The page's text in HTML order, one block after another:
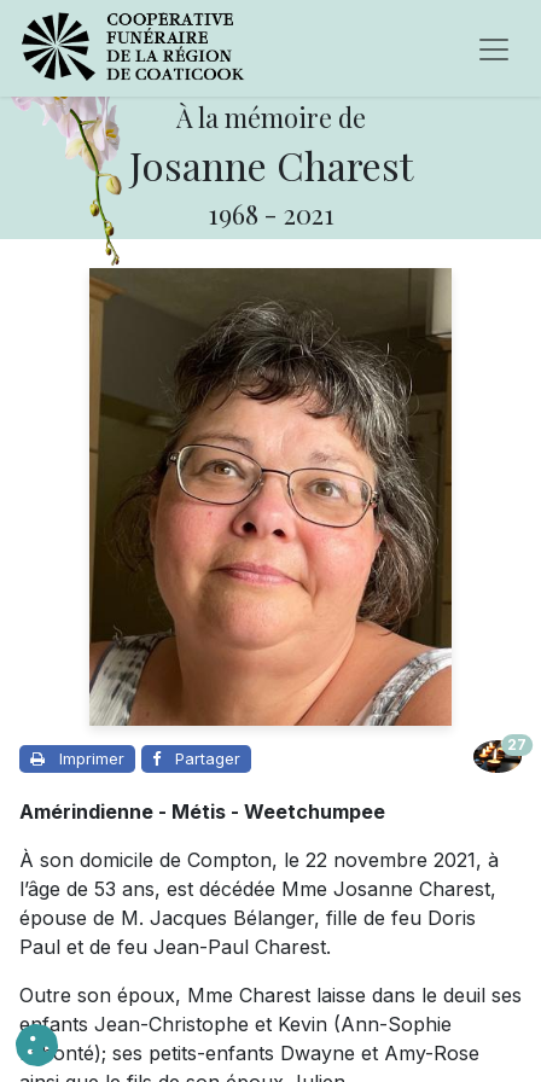
À la mémoire de
Josanne Charest
1968 - 2021
Imprimer Partager
27
Amérindienne - Métis - Weetchumpee
À son domicile de Compton, le 22 novembre 2021, à
l’âge de 53 ans, est décédée Mme Josanne Charest,
épouse de M. Jacques Bélanger, fille de feu Doris
Paul et de feu Jean-Paul Charest.
Outre son époux, Mme Charest laisse dans le deuil ses
enfants Jean-Christophe et Kevin (Ann-Sophie
Labonté); ses petits-enfants Dwayne et Amy-Rose